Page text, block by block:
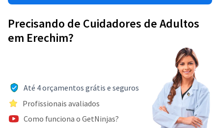
Precisando de Cuidadores de Adultos
em Erechim?
Até 4 orçamentos grátis e seguros
Profissionais avaliados
Como funciona o GetNinjas?